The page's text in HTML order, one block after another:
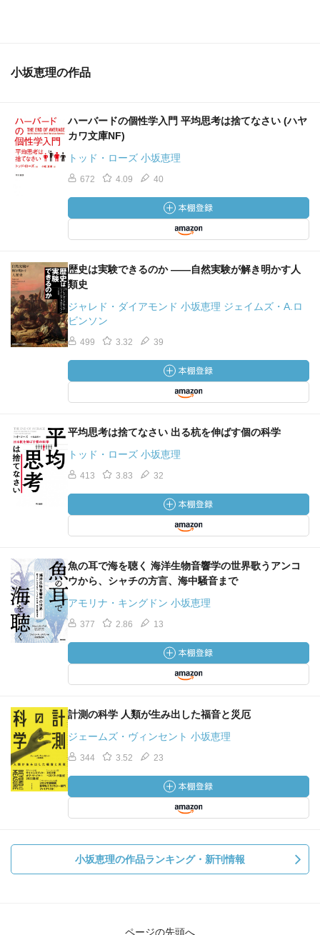
小坂恵理の作品
ハーバードの個性学入門 平均思考は捨てなさい (ハヤ
カワ文庫NF)
トッド・ローズ 小坂恵理
672 4.09 40
歴史は実験できるのか ――自然実験が解き明かす人
類史
ジャレド・ダイアモンド 小坂恵理 ジェイムズ・A.ロ
ビンソン
499 3.32 39
平均思考は捨てなさい 出る杭を伸ばす個の科学
トッド・ローズ 小坂恵理
413 3.83 32
魚の耳で海を聴く 海洋生物音響学の世界歌うアンコ
ウから、シャチの方言、海中騒音まで
アモリナ・キングドン 小坂恵理
377 2.86 13
計測の科学 人類が生み出した福音と災厄
ジェームズ・ヴィンセント 小坂恵理
344 3.52 23
小坂恵理の作品ランキング・新刊情報
ページの先頭へ